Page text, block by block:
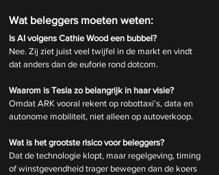
Wat beleggers moeten weten:
Is AI volgens Cathie Wood een bubbel?
Nee. Zij ziet juist veel twijfel in de markt en vindt
dat anders dan de euforie rond dotcom.
Waarom is Tesla zo belangrijk in haar visie?
Omdat ARK vooral rekent op robottaxi’s, data en
autonome mobiliteit, niet alleen op autoverkoop.
Wat is het grootste risico voor beleggers?
Dat de technologie klopt, maar regelgeving, timing
of winstgevendheid trager bewegen dan de koers